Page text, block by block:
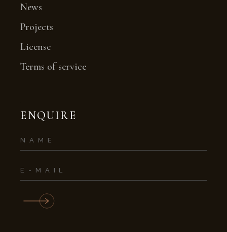
News
Projects
License
Terms of service
ENQUIRE